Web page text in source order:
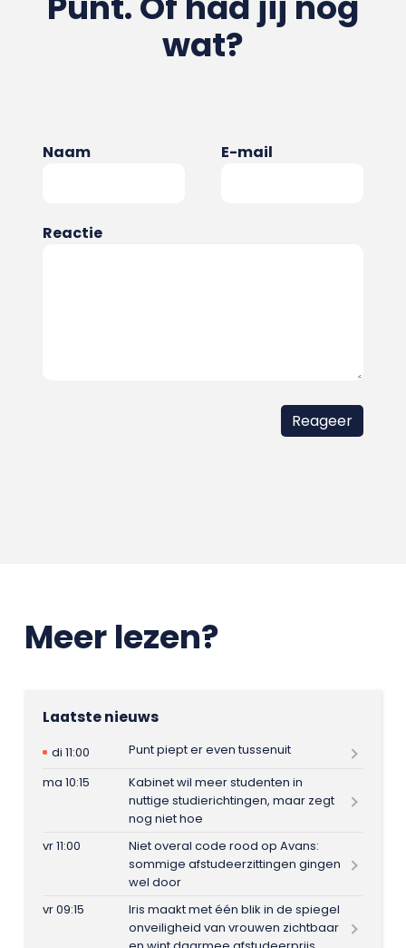
wat?
Naam E-mail
Reactie
Meer lezen?
Laatste nieuws
di 11:00
Punt piept er even tussenuit
ma 10:15
Kabinet wil meer studenten in
nuttige studierichtingen, maar zegt
nog niet hoe
vr 11:00
Niet overal code rood op Avans:
sommige afstudeerzittingen gingen
wel door
vr 09:15
Iris maakt met één blik in de spiegel
onveiligheid van vrouwen zichtbaar